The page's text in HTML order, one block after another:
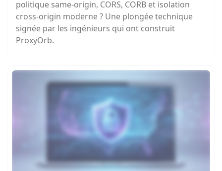
politique same-origin, CORS, CORB et isolation
cross-origin moderne ? Une plongée technique
signée par les ingénieurs qui ont construit
ProxyOrb.